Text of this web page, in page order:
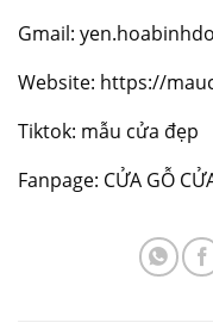
Gmail:
Website: https://
Tiktok: mẫu cửa đẹp
Fanpage: CỬA GỖ